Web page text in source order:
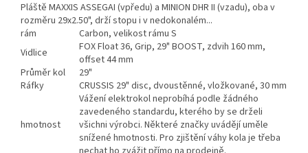
Pláště MAXXIS ASSEGAI (vpředu) a MINION DHR II (vzadu), oba v
rozměru 29x2.50", drží stopu i v nedokonalém...
rám
Carbon, velikost rámu S
Vidlice
FOX Float 36, Grip, 29" BOOST, zdvih 160 mm,
offset 44 mm
Průměr kol
29"
Ráfky
CRUSSIS 29" disc, dvoustěnné, vložkované, 30 mm
hmotnost
Vážení elektrokol neprobíhá podle žádného
zavedeného standardu, kterého by se drželi
všichni výrobci. Některé značky uvádějí uměle
snížené hmotnosti. Pro zjištění váhy kola je třeba